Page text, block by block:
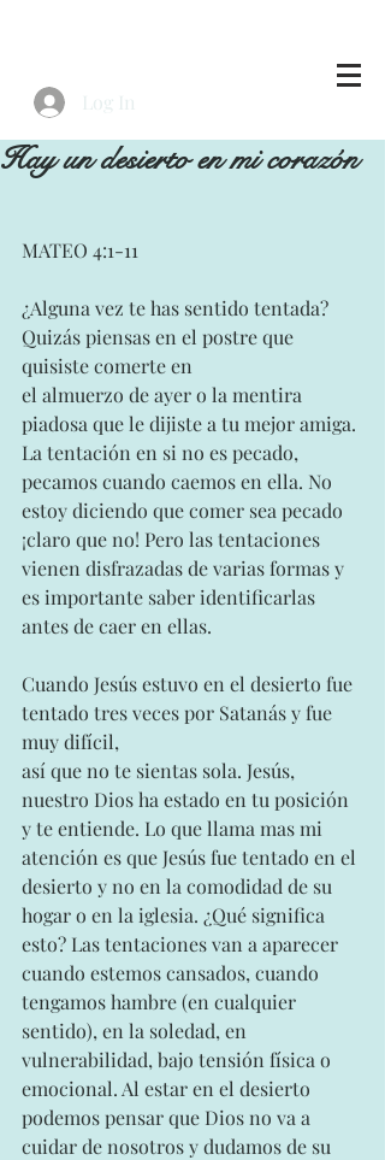
Log In
Hay un desierto en mi corazón
MATEO 4:1-11
¿Alguna vez te has sentido tentada?
Quizás piensas en el postre que
quisiste comerte en
el almuerzo de ayer o la mentira
piadosa que le dijiste a tu mejor amiga.
La tentación en si no es pecado,
pecamos cuando caemos en ella. No
estoy diciendo que comer sea pecado
¡claro que no! Pero las tentaciones
vienen disfrazadas de varias formas y
es importante saber identificarlas
antes de caer en ellas.
Cuando Jesús estuvo en el desierto fue
tentado tres veces por Satanás y fue
muy difícil,
así que no te sientas sola. Jesús,
nuestro Dios ha estado en tu posición
y te entiende. Lo que llama mas mi
atención es que Jesús fue tentado en el
desierto y no en la comodidad de su
hogar o en la iglesia. ¿Qué significa
esto? Las tentaciones van a aparecer
cuando estemos cansados, cuando
tengamos hambre (en cualquier
sentido), en la soledad, en
vulnerabilidad, bajo tensión física o
emocional. Al estar en el desierto
podemos pensar que Dios no va a
cuidar de nosotros y dudamos de su